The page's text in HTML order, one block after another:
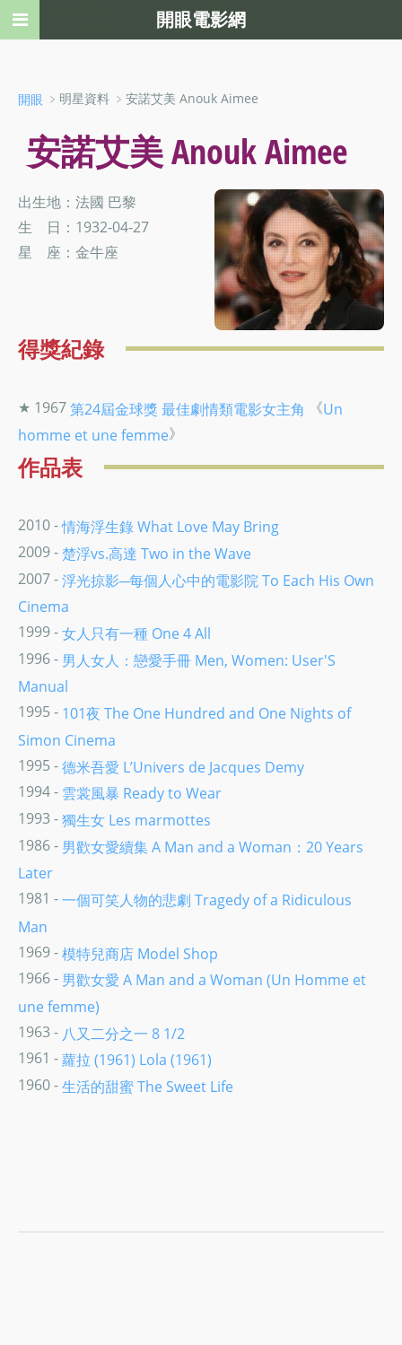
開眼 ﹥明星資料 ﹥安諾艾美 Anouk Aimee
安諾艾美 Anouk Aimee
出生地：法國 巴黎
生 日：1932-04-27
星 座：金牛座
得獎紀錄
★ 1967第24屆金球獎最佳劇情類電影女主角 《Un
homme et une femme》
作品表
2010 -情海浮生錄 What Love May Bring
2009 -楚浮vs.高達 Two in the Wave
2007 -浮光掠影─每個人心中的電影院 To Each His Own
Cinema
1999 -女人只有一種 One 4 All
1996 - 男人女人：戀愛手冊 Men, Women: User'S
Manual
1995 - 101夜 The One Hundred and One Nights of
Simon Cinema
1995 -德米吾愛 L’Univers de Jacques Demy
1994 - 雲裳風暴 Ready to Wear
1993 -獨生女 Les marmottes
1986 - 男歡女愛續集 A Man and a Woman：20 Years
Later
1981 -一個可笑人物的悲劇 Tragedy of a Ridiculous
Man
1969 -模特兒商店 Model Shop
1966 - 男歡女愛 A Man and a Woman (Un Homme et
une femme)
1963 - 八又二分之一 8 1/2
1961 -蘿拉 (1961) Lola (1961)
1960 -生活的甜蜜 The Sweet Life
開眼電影網